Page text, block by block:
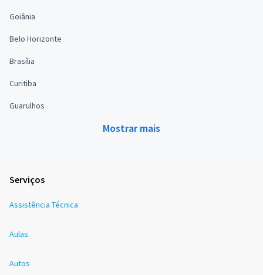
Goiânia
Belo Horizonte
Brasília
Curitiba
Guarulhos
Mostrar mais
Serviços
Assistência Técnica
Aulas
Autos